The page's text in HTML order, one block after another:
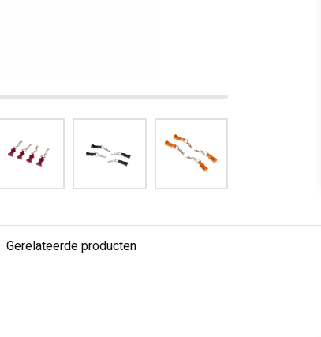
Gerelateerde producten